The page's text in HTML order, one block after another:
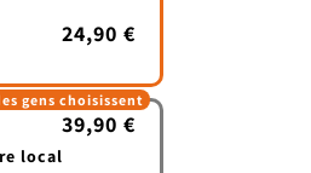
24,90 €
39,90 €
local
gens choisissent